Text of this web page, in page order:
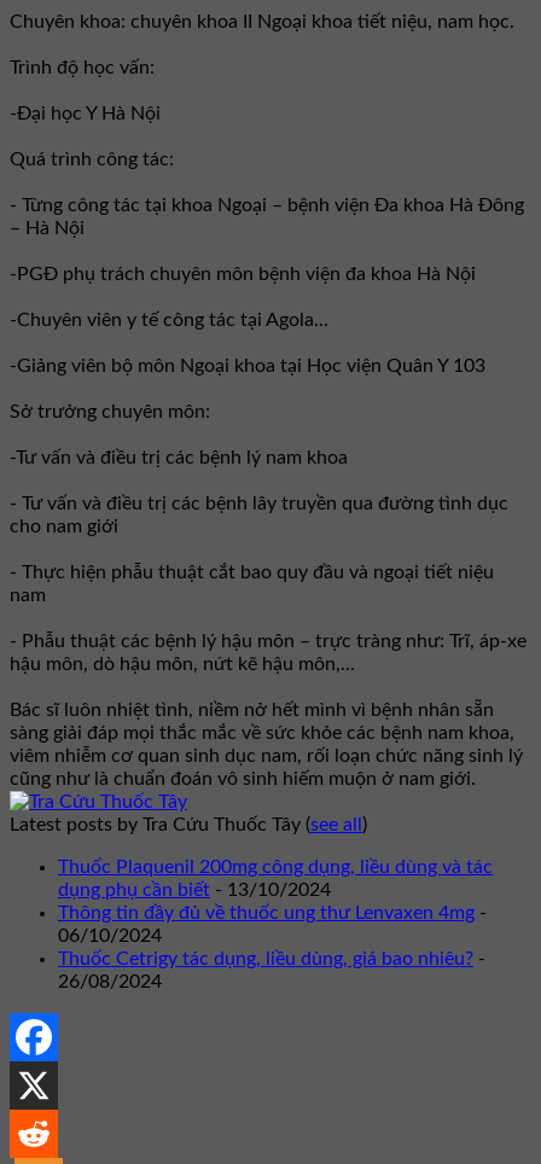
Chuyên khoa: chuyên khoa II Ngoại khoa tiết niệu, nam học.
Trình độ học vấn:
-Đại học Y Hà Nội
Quá trình công tác:
- Từng công tác tại khoa Ngoại – bệnh viện Đa khoa Hà Đông
– Hà Nội
-PGĐ phụ trách chuyên môn bệnh viện đa khoa Hà Nội
-Chuyên viên y tế công tác tại Agola...
-Giảng viên bộ môn Ngoại khoa tại Học viện Quân Y 103
Sở trưởng chuyên môn:
-Tư vấn và điều trị các bệnh lý nam khoa
- Tư vấn và điều trị các bệnh lây truyền qua đường tình dục
cho nam giới
- Thực hiện phẫu thuật cắt bao quy đầu và ngoại tiết niệu
nam
- Phẫu thuật các bệnh lý hậu môn – trực tràng như: Trĩ, áp-xe
hậu môn, dò hậu môn, nứt kẽ hậu môn,...
Bác sĩ luôn nhiệt tình, niềm nở hết mình vì bệnh nhân sẵn
sàng giải đáp mọi thắc mắc về sức khỏe các bệnh nam khoa,
viêm nhiễm cơ quan sinh dục nam, rối loạn chức năng sinh lý
cũng như là chuẩn đoán vô sinh hiếm muộn ở nam giới.
Latest posts by Tra Cứu Thuốc Tây (see all )
Thuốc Plaquenil 200mg công dụng, liều dùng và tác
dụng phụ cần biết - 13/10/2024
Thông tin đầy đủ về thuốc ung thư Lenvaxen 4mg -
06/10/2024
Thuốc Cetrigy tác dụng, liều dùng, giá bao nhiêu? -
26/08/2024